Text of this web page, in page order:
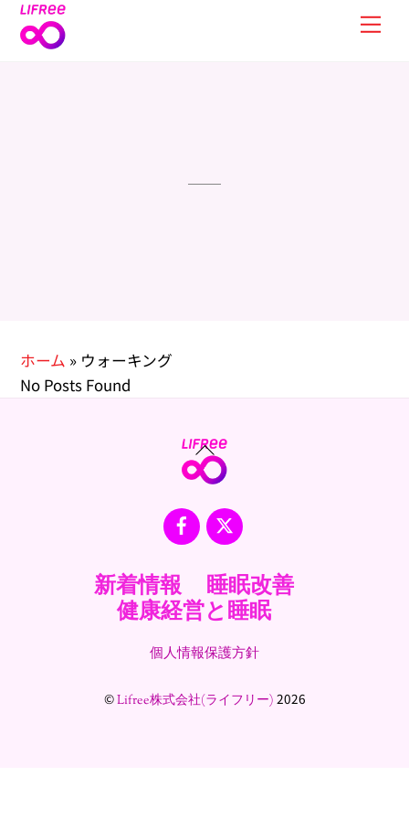
Skip
ホーム » ウォーキング
No Posts Found
Back
To
Facebook
X
新着情報
睡眠改善
健康経営と睡眠
個人情報保護方針
©Lifree株式会社(ライフリー) 2026